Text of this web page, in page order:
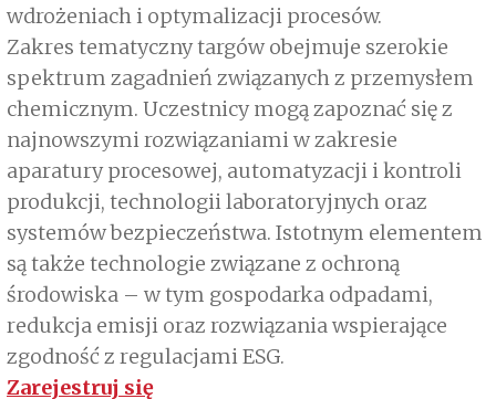
wdrożeniach i optymalizacji procesów.
Zakres tematyczny targów obejmuje szerokie
spektrum zagadnień związanych z przemysłem
chemicznym. Uczestnicy mogą zapoznać się z
najnowszymi rozwiązaniami w zakresie
aparatury procesowej, automatyzacji i kontroli
produkcji, technologii laboratoryjnych oraz
systemów bezpieczeństwa. Istotnym elementem
są także technologie związane z ochroną
środowiska – w tym gospodarka odpadami,
redukcja emisji oraz rozwiązania wspierające
zgodność z regulacjami ESG.
Zarejestruj się